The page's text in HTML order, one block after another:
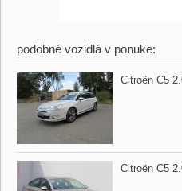
podobné vozidlá v ponuke:
Citroën C5
Citroën C5